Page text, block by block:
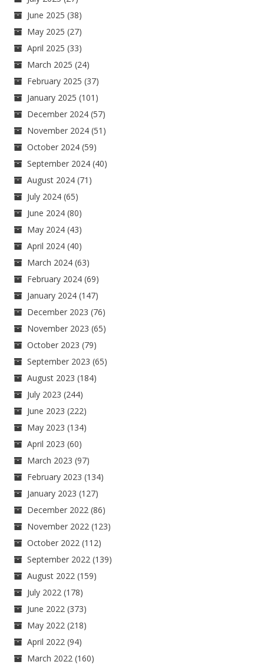
June 2025 (38)
May 2025 (27)
April 2025 (33)
March 2025 (24)
February 2025 (37)
January 2025 (101)
December 2024 (57)
November 2024 (51)
October 2024 (59)
September 2024 (40)
August 2024 (71)
July 2024 (65)
June 2024 (80)
May 2024 (43)
April 2024 (40)
March 2024 (63)
February 2024 (69)
January 2024 (147)
December 2023 (76)
November 2023 (65)
October 2023 (79)
September 2023 (65)
August 2023 (184)
July 2023 (244)
June 2023 (222)
May 2023 (134)
April 2023 (60)
March 2023 (97)
February 2023 (134)
January 2023 (127)
December 2022 (86)
November 2022 (123)
October 2022 (112)
September 2022 (139)
August 2022 (159)
July 2022 (178)
June 2022 (373)
May 2022 (218)
April 2022 (94)
March 2022 (160)